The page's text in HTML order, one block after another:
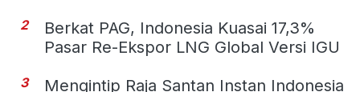
2
Berkat PAG, Indonesia Kuasai 17,3%
Pasar Re-Ekspor LNG Global Versi IGU
3
Mengintip Raja Santan Instan Indonesia